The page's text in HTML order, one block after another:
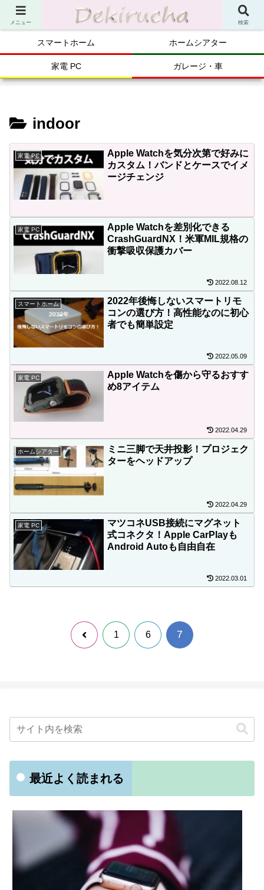
スマートホーム ホームシアター
家電 PC ガレージ・車
indoor
家電 PC
Apple Watchを気分次第で好みに
カスタム！バンドとケースでイメ
ージチェンジ
家電 PC
Apple Watchを差別化できる
CrashGuardNX！米軍MIL規格の
衝撃吸収保護カバー
2022.08.12
スマートホーム
2022年後悔しないスマートリモ
コンの選び方！高性能なのに初心
者でも簡単設定
2022.05.09
家電 PC
Apple Watchを傷から守るおすす
め8アイテム
2022.04.29
ホームシアター
ミニ三脚で天井投影！プロジェク
ターをヘッドアップ
2022.04.29
家電 PC
マツコネUSB接続にマグネット
式コネクタ！Apple CarPlayも
Android Autoも自由自在
2022.03.01
前 1 6 7
最近よく読まれる
メニュー 検索